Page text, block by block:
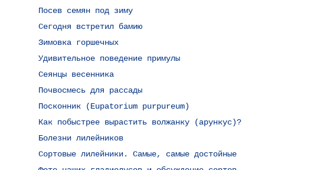
Посев семян под зиму
Сегодня встретил бамию
Зимовка горшечных
Удивительное поведение примулы
Сеянцы весенника
Почвосмесь для рассады
Посконник (Eupatorium purpureum)
Как побыстрее вырастить волжанку (арункус)?
Болезни лилейников
Сортовые лилейники. Самые, самые достойные